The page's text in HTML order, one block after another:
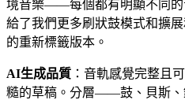
境音樂——每個都有明顯不同的
給了我們更多刷狀鼓模式和擴
的重新標籤版本。
AI生成品質 ：音軌感覺完整且
糙的草稿。分層——鼓、貝斯